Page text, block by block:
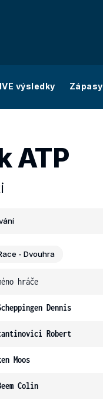
výsledky Zápasy
ATP
- Dvouhra
hráče
Dennis
Robert
Moos
Colin